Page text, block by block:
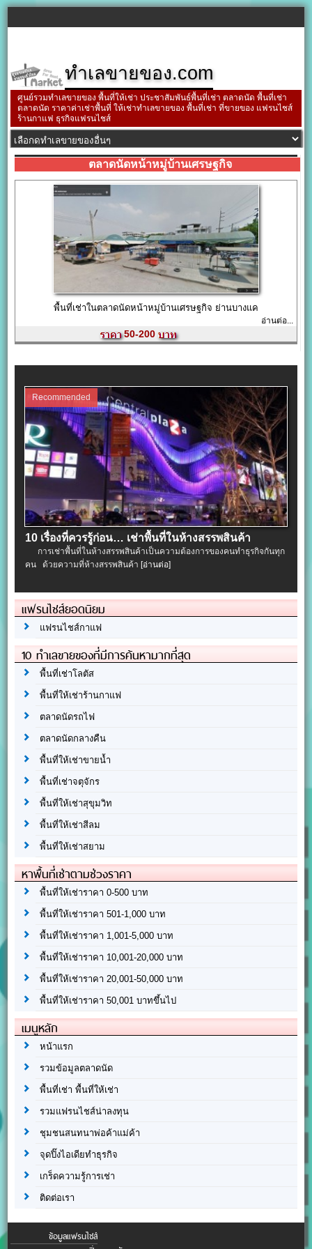
ทำเลขายของ.com
ศูนย์รวมทำเลขายของ พื้นที่ให้เช่า ประชาสัมพันธ์พื้นที่เช่า ตลาดนัด พื้นที่เช่า
ตลาดนัด ราคาค่าเช่าพื้นที่ ให้เช่าทำเลขายของ พื้นที่เช่า ที่ขายของ แฟรนไชส์
ร้านกาแฟ ธุรกิจแฟรนไชส์
ตลาดนัดหน้าหมู่บ้านเศรษฐกิจ
พื้นที่เช่าในตลาดนัดหน้าหมู่บ้านเศรษฐกิจ ย่านบางแค
อ่านต่อ...
50-200
Recommended
10 เรื่องที่ควรรู้ก่อน… เช่าพื้นที่ในห้างสรรพสินค้า
การเช่าพื้นที่ในห้างสรรพสินค้าเป็นความต้องการของคนทำธุรกิจกันทุก
คน ด้วยความที่ห้างสรรพสินค้า[อ่านต่อ]
แฟรนไชส์ยอดนิยม
แฟรนไชส์กาแฟ
10 ทำเลขายของที่มีการค้นหามากที่สุด
พื้นที่เช่าโลตัส
พื้นที่ให้เช่าร้านกาแฟ
ตลาดนัดรถไฟ
ตลาดนัดกลางคืน
พื้นที่ให้เช่าขายน้ำ
พื้นที่เช่าจตุจักร
พื้นที่ให้เช่าสุขุมวิท
พื้นที่ให้เช่าสีลม
พื้นที่ให้เช่าสยาม
หาพื้นที่เช่าตามช่วงราคา
พื้นที่ให้เช่าราคา 0-500 บาท
พื้นที่ให้เช่าราคา 501-1,000 บาท
พื้นที่ให้เช่าราคา 1,001-5,000 บาท
พื้นที่ให้เช่าราคา 10,001-20,000 บาท
พื้นที่ให้เช่าราคา 20,001-50,000 บาท
พื้นที่ให้เช่าราคา 50,001 บาทขึ้นไป
เมนูหลัก
หน้าแรก
รวมข้อมูลตลาดนัด
พื้นที่เช่า พื้นที่ให้เช่า
รวมแฟรนไชส์น่าลงทุน
ชุมชนสนทนาพ่อค้าแม่ค้า
จุดปิ๊งไอเดียทำธุรกิจ
เกร็ดความรู้การเช่า
ติดต่อเรา
ข้อมูลแฟรนไชส์